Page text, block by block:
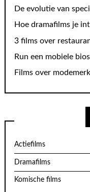
De evolutie van
Hoe dramafilms je
3 films over
Run een mobiele
Films over
Actiefilms
Dramafilms
Komische films